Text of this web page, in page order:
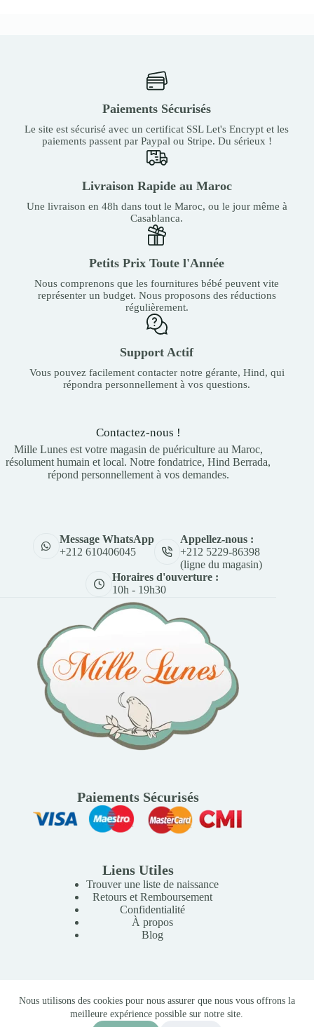
Nous utilisons des cookies pour nous assurer que nous vous offrons la
meilleure expérience possible sur notre site.
Paiements Sécurisés
Le site est sécurisé avec un certificat SSL Let's Encrypt et les
paiements passent par Paypal ou Stripe. Du sérieux !
Livraison Rapide au Maroc
Une livraison en 48h dans tout le Maroc, ou le jour même à
Casablanca.
Petits Prix Toute l'Année
Nous comprenons que les fournitures bébé peuvent vite
représenter un budget. Nous proposons des réductions
régulièrement.
Support Actif
Vous pouvez facilement contacter notre gérante, Hind, qui
répondra personnellement à vos questions.
Contactez-nous !
Mille Lunes est votre magasin de puériculture au Maroc,
résolument humain et local. Notre fondatrice, Hind Berrada,
répond personnellement à vos demandes.
Message WhatsApp
+212 610406045
Appellez-nous :
+212 5229-86398
(ligne du magasin)
Horaires d'ouverture :
10h - 19h30
Paiements Sécurisés
Liens Utiles
Trouver une liste de naissance
Retours et Remboursement
Confidentialité
À propos
Blog
Copyright © 2026 Mille Lunes - Création du site :
Baptiste
-Conditions Générales de Vente
Money bank Pluie colorée